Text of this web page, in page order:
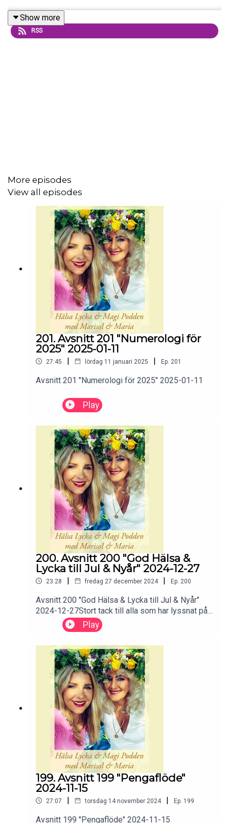
Maila gärna era frågor till:
mariamarisolpodden@gmail.com
Show more
RSS
More episodes
View all episodes
201. Avsnitt 201 "Numerologi för
2025" 2025-01-11
27:45 | lördag 11 januari 2025 | Ep. 201
Avsnitt 201 "Numerologi för 2025" 2025-01-11
Play
200. Avsnitt 200 "God Hälsa &
Lycka till Jul & Nyår" 2024-12-27
23:28 | fredag 27 december 2024 | Ep. 200
Avsnitt 200 "God Hälsa & Lycka till Jul & Nyår"
2024-12-27Stort tack till alla som har lyssnat på
oss i år!Vi önskar er ett Gott nytt år!Stor kram
Maria & Marisol
Play
199. Avsnitt 199 "Pengaflöde"
2024-11-15
27:07 | torsdag 14 november 2024 | Ep. 199
Avsnitt 199 "Pengaflöde" 2024-11-15